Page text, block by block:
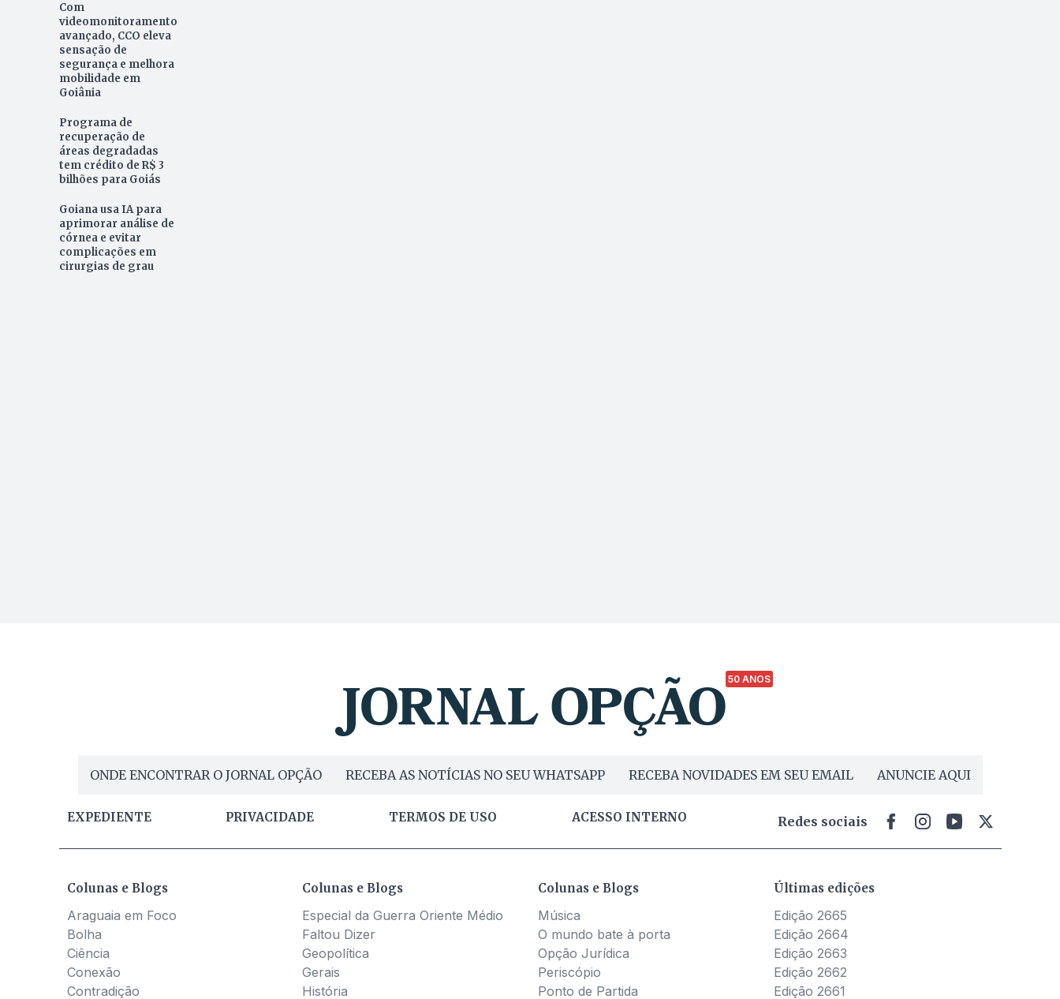
Com
videomonitoramento
avançado, CCO eleva
sensação de
segurança e melhora
mobilidade em
Goiânia
Programa de
recuperação de
áreas degradadas
tem crédito de R$ 3
bilhões para Goiás
Goiana usa IA para
aprimorar análise de
córnea e evitar
complicações em
cirurgias de grau
50 ANOS
ONDE ENCONTRAR O JORNAL OPÇÃO RECEBA AS NOTÍCIAS NO SEU WHATSAPP RECEBA NOVIDADES EM SEU EMAIL ANUNCIE AQUI
EXPEDIENTE PRIVACIDADE TERMOS DE USO ACESSO INTERNO Redes sociais
Colunas e Blogs
Araguaia em Foco
Bolha
Ciência
Conexão
Contradição
Colunas e Blogs
Especial da Guerra Oriente Médio
Faltou Dizer
Geopolítica
Gerais
História
Colunas e Blogs
Música
O mundo bate à porta
Opção Jurídica
Periscópio
Ponto de Partida
Últimas edições
Edição 2665
Edição 2664
Edição 2663
Edição 2662
Edição 2661